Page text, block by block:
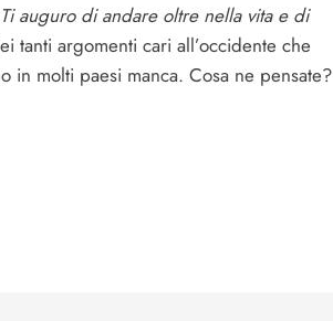
auguro di andare oltre nella vita e di
tanti argomenti cari all’occidente che
molti paesi manca. Cosa ne pensate?